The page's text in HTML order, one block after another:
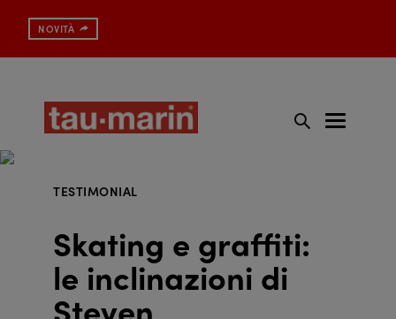
NOVITÀ
TESTIMONIAL
Skating e graffiti:
le inclinazioni di